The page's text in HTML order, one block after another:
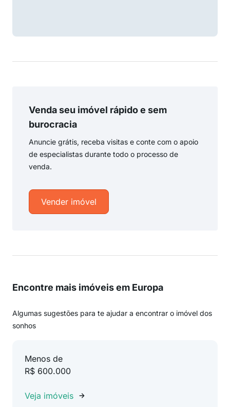
Venda seu imóvel rápido e sem
burocracia
Anuncie grátis, receba visitas e conte com o apoio
de especialistas durante todo o processo de
venda.
Vender imóvel
Encontre mais imóveis em Europa
Algumas sugestões para te ajudar a encontrar o imóvel dos
sonhos
Menos de
R$ 600.000
Veja imóveis